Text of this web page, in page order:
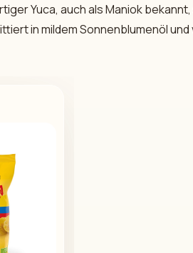
Yuca, auch als Maniok
in mildem Sonnenblumenöl